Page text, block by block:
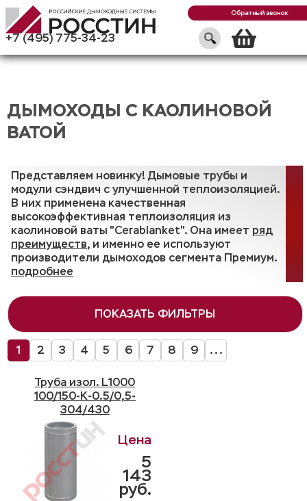
+7 (495) 775-34-23
Обратный звонок
ДЫМОХОДЫ С КАОЛИНОВОЙ
ВАТОЙ
Представляем новинку! Дымовые трубы и
модули сэндвич с улучшенной теплоизоляцией.
В них применена качественная
высокоэффективная теплоизоляция из
каолиновой ваты "Cerablanket". Она имеет ряд
преимуществ, и именно ее используют
производители дымоходов сегмента Премиум.
подробнее
ПОКАЗАТЬ ФИЛЬТРЫ
1 2 3 4 5 6 7 8 9 ...
Труба изол. L1000
100/150-K-0.5/0,5-
304/430
5
143
руб.